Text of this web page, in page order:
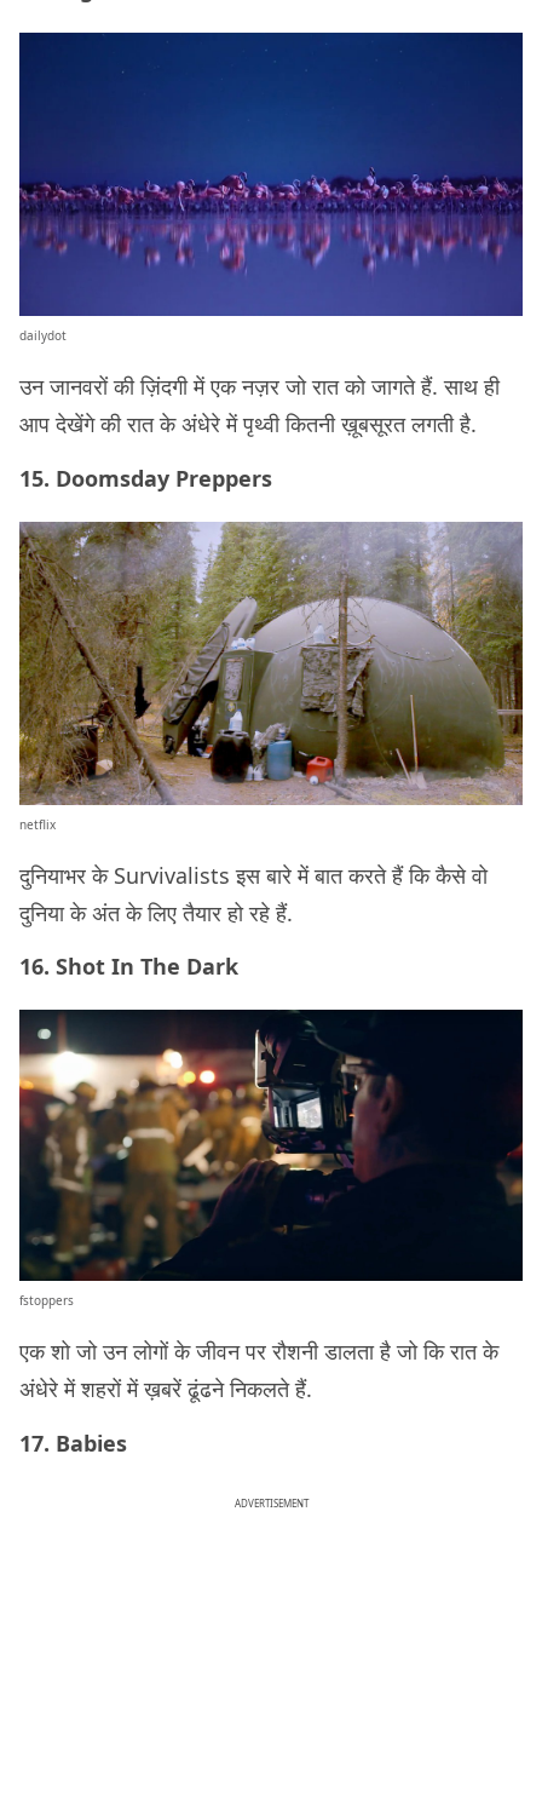
dailydot
उन जानवरों की ज़िंदगी में एक नज़र जो रात को जागते हैं. साथ ही
आप देखेंगे की रात के अंधेरे में पृथ्वी कितनी ख़ूबसूरत लगती है.
15. Doomsday Preppers
netflix
दुनियाभर के Survivalists इस बारे में बात करते हैं कि कैसे वो
दुनिया के अंत के लिए तैयार हो रहे हैं.
16. Shot In The Dark
fstoppers
एक शो जो उन लोगों के जीवन पर रौशनी डालता है जो कि रात के
अंधेरे में शहरों में ख़बरें ढूंढने निकलते हैं.
17. Babies
ADVERTISEMENT